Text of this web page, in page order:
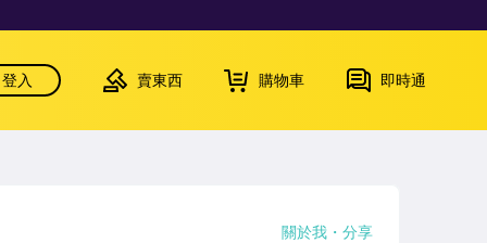
登入 賣東西 購物車 即時通
關於我 分享